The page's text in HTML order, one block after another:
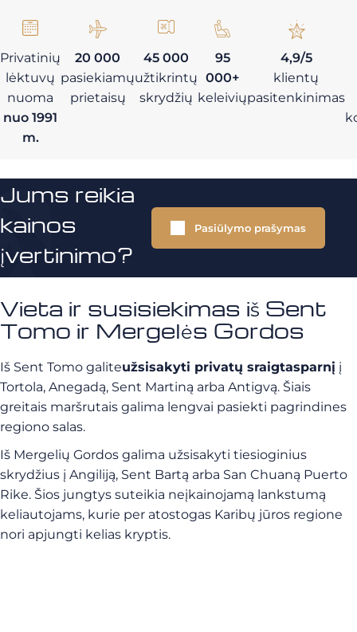
Privatinių
lėktuvų
nuoma
nuo 1991
m.
20 000
pasiekiamų
prietaisų
45 000
užtikrintų
skrydžių
95
000+
keleivių
4,9/5
klientų
pasitenkinimas
Jums reikia
kainos
įvertinimo?
Pasiūlymo prašymas
Vieta ir susisiekimas iš Sent
Tomo ir Mergelės Gordos
Iš Sent Tomo galiteužsisakyti privatų sraigtasparnį į
Tortola, Anegadą, Sent Martiną arba Antigvą. Šiais
greitais maršrutais galima lengvai pasiekti pagrindines
regiono salas.
Iš Mergelių Gordos galima užsisakyti tiesioginius
skrydžius į Angiliją, Sent Bartą arba San Chuaną Puerto
Rike. Šios jungtys suteikia neįkainojamą lankstumą
keliautojams, kurie per atostogas Karibų jūros regione
nori apjungti kelias kryptis.